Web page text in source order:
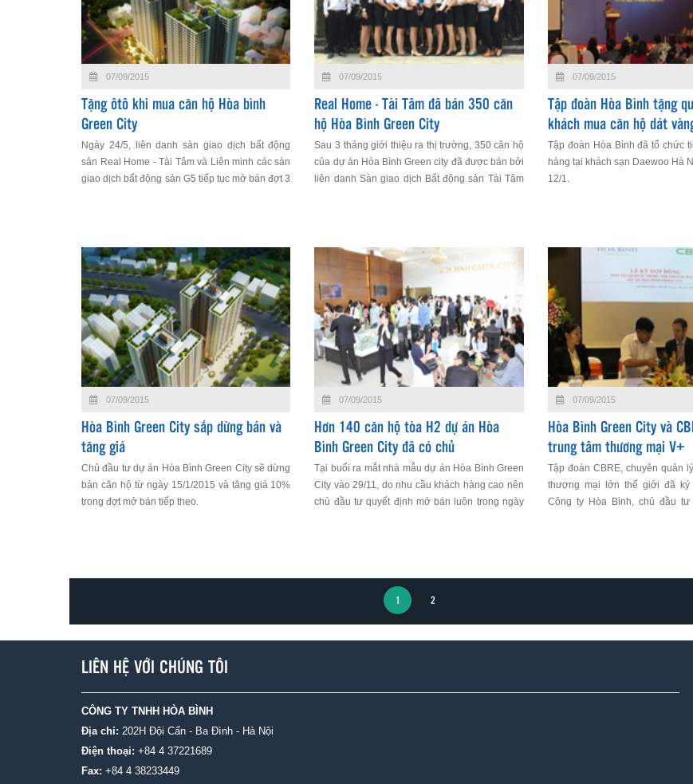
07/09/2015
Tặng ôtô khi mua căn hộ Hòa bình
Green City
Ngày 24/5, liên danh sàn giao dịch bất động
sản Real Home - Tài Tâm và Liên minh các sàn
giao dịch bất động sản G5 tiếp tục mở bán đợt 3
07/09/2015
Real Home - Tài Tâm đã bán 350 căn
hộ Hòa Bình Green City
Sau 3 tháng giới thiệu ra thị trường, 350 căn hộ
của dự án Hòa Bình Green city đã được bán bởi
liên danh Sàn giao dịch Bất động sản Tài Tâm
07/09/2015
Tập đoàn Hòa Bình tặng
khách mua căn hộ dát
Tập đoàn Hòa Bình đã tổ chức
hàng tại khách sạn Daewoo Hà
12/1.
07/09/2015
Hòa Bình Green City sắp dừng bán và
tăng giá
Chủ đầu tư dự án Hòa Bình Green City sẽ dừng
bán căn hộ từ ngày 15/1/2015 và tăng giá 10%
trong đợt mở bán tiếp theo.
07/09/2015
Hơn 140 căn hộ tòa H2 dự án Hòa
Bình Green City đã có chủ
Tại buổi ra mắt nhà mẫu dự án Hòa Bình Green
City vào 29/11, do nhu cầu khách hàng cao nên
chủ đầu tư quyết định mở bán luôn trong ngày
07/09/2015
Hòa Bình Green City và
trung tâm thương mại V+
Tập đoàn CBRE, chuyên quản
thương mại lớn thế giới đã ký
Công ty Hòa Bình, chủ đầu
1 2
LIÊN HỆ VỚI CHÚNG TÔI
CÔNG TY TNHH HÒA BÌNH
Địa chỉ: 202H Đội Cấn - Ba Đình - Hà Nội
Điện thoại: +84 4 37221689
Fax: +84 4 38233449